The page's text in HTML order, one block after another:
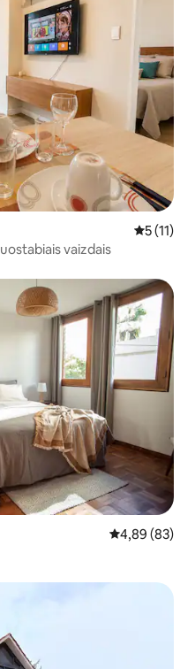
Vidutinis
5 (11)
vaizdais
Vidutinis
4,89 (83)